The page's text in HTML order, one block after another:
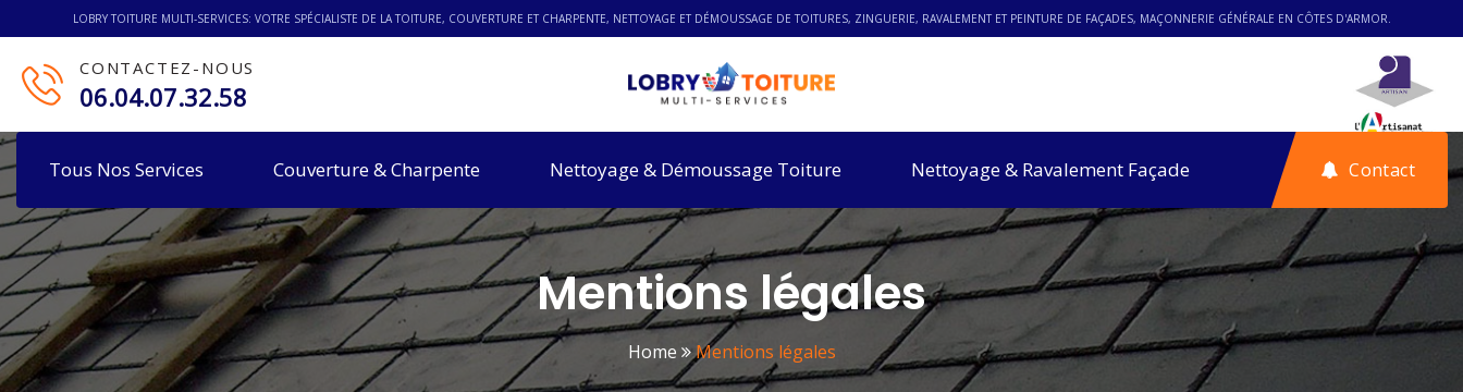
LOBRY TOITURE MULTI-SERVICES: VOTRE SPÉCIALISTE DE LA TOITURE, COUVERTURE ET CHARPENTE, NETTOYAGE ET DÉMOUSSAGE DE TOITURES, ZINGUERIE, RAVALEMENT ET PEINTURE DE FAÇADES, MAÇONNERIE GÉNÉRALE EN CÔTES D'ARMOR.
CONTACTEZ-NOUS
06.04.07.32.58
Tous Nos Services Couverture & Charpente Nettoyage & Démoussage Toiture Nettoyage & Ravalement Façade Contact
Mentions légales
Home Mentions légales